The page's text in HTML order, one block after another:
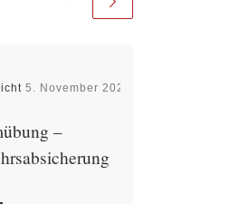
5. November 2021
–